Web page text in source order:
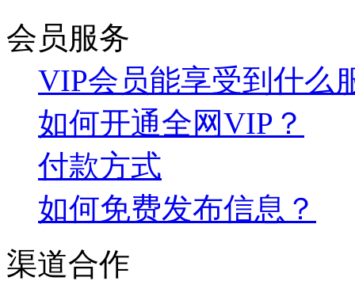
会员服务
VIP会员能享受到什么
如何开通全网VIP？
付款方式
如何免费发布信息？
渠道合作